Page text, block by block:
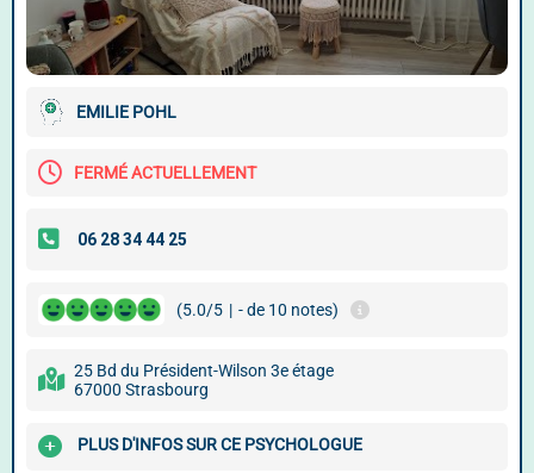
EMILIE POHL
FERMÉ ACTUELLEMENT
(5.0/5 | - de 10 notes)
25 Bd du Président-Wilson 3e étage
67000 Strasbourg
PLUS D'INFOS SUR CE PSYCHOLOGUE